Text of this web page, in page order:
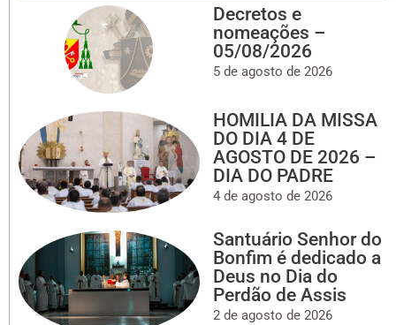
Decretos e
nomeações –
05/08/2026
5 de agosto de 2026
HOMILIA DA MISSA
DO DIA 4 DE
AGOSTO DE 2026 –
DIA DO PADRE
4 de agosto de 2026
Santuário Senhor do
Bonfim é dedicado a
Deus no Dia do
Perdão de Assis
2 de agosto de 2026